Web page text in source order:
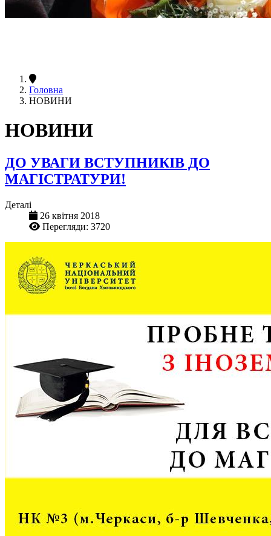
Головна
НОВИНИ
НОВИНИ
ДО УВАГИ ВСТУПНИКІВ ДО
МАГІСТРАТУРИ!
Деталі
26 квітня 2018
Перегляди: 3720